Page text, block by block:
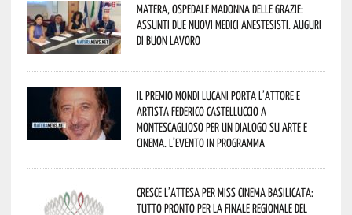
Matera, Ospedale Madonna delle Grazie:
assunti due nuovi medici anestesisti. Auguri
di buon lavoro
Il Premio Mondi Lucani porta l’attore e
artista Federico Castelluccio a
Montescaglioso per un dialogo su arte e
cinema. L’evento in programma
Cresce l’attesa per Miss Cinema Basilicata:
tutto pronto per la finale regionale del